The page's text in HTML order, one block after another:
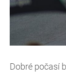
Dobré počasí